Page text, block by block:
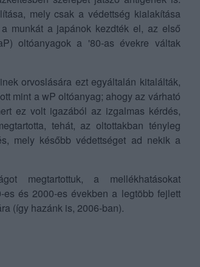
mely csak a védettség kialakítása
munkát a japánok kezdték el, az első
oltóanyagok a '80-as évekre váltak
orvoslására ezt egyáltalán kitalálták,
mint a wP oltóanyag; ahogy az várható
ez volt igazából az izgalmas kérdés,
tehát, az oltottakban tényleg
mely később védettséget ad nekik a
megtartottuk, a mellékhatásokat
és 2000-es években a legtöbb fejlett
(így hazánk is, 2006-ban).